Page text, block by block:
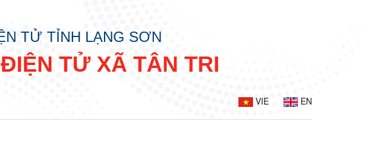
TỬ TỈNH LẠNG SƠN
TỬ XÃ TÂN TRI
VIE EN